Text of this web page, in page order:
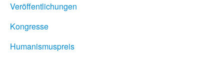
Veröffentlichungen
Kongresse
Humanismuspreis